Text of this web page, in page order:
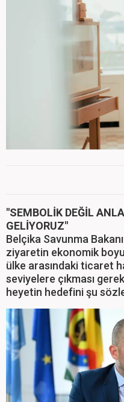
"SEMBOLİK DEĞİL
GELİYORUZ"
Belçika Savunma
ziyaretin ekonomik
ülke arasındaki ticaret
seviyelere çıkması
heyetin hedefini şu